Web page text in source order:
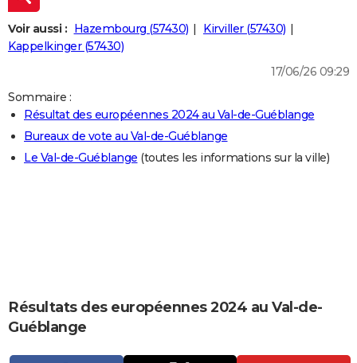
Mobiles
Meilleur smartphone
Internet
Ordinateurs
Jeux vidéo
Guide high-tech
+
BRICOLAGE
Forum
Aménagement intérieur
Extérieur
Cuisine
Salle de bains
Jardinage
Rangement
+
LIFESTYLE
Art de vivre
Bien-être
Loisirs
Mode
Modes de vie
SANTE
Alimentation
Guide de la santé
Maladies
Médicaments
Sommeil
VOYAGE
Carte de Noël
Carte Bonne année
Carte Saint-Valentin
Carte Pâques
Carte d'anniversaire
Voir aussi : Hazembourg (57430)
Kirviller (57430)
Kappelkinger (57430)
17/06/26 09:29
Sommaire :
Résultat des européennes 2024 au Val-de-Guéblange
Bureaux de vote au Val-de-Guéblange
Le Val-de-Guéblange (toutes les informations sur la ville)
Résultats des européennes 2024 au Val-de-
Guéblange